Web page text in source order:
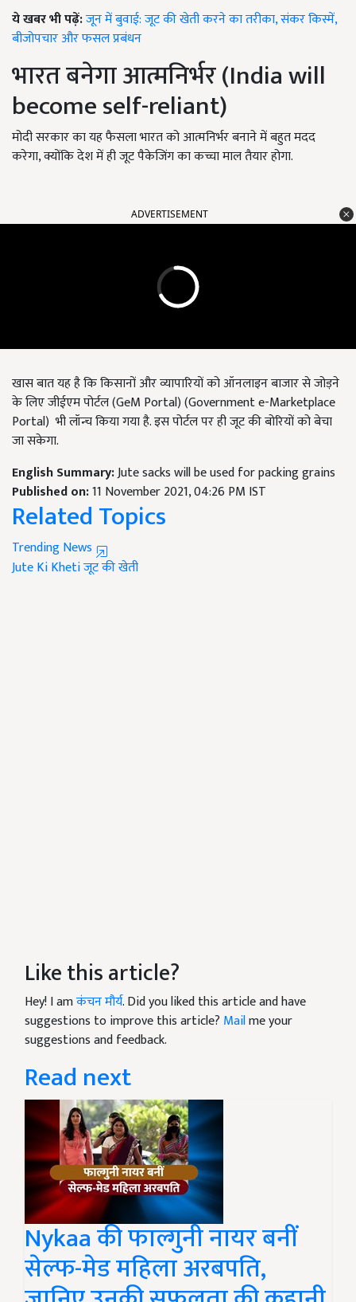
ये खबर भी पढ़ें:जून में बुवाई: जूट की खेती करने का तरीका, संकर किस्में,
बीजोपचार और फसल प्रबंधन
भारत बनेगा आत्मनिर्भर (India will
become self-reliant)
मोदी सरकार का यह फैसला भारत को आत्मनिर्भर बनाने में बहुत मदद
करेगा, क्योंकि देश में ही जूट पैकेजिंग का कच्चा माल तैयार होगा.
ADVERTISEMENT
खास बात यह है कि किसानों और व्यापारियों को ऑनलाइन बाजार से जोड़ने
के लिए जीईएम पोर्टल (GeM Portal) (Government e-Marketplace
Portal) भी लॉन्च किया गया है. इस पोर्टल पर ही जूट की बोरियों को बेचा
जा सकेगा.
English Summary:Jute sacks will be used for packing grains
Published on:11 November 2021, 04:26 PM IST
Related Topics
Trending News
Jute Ki Khetiजूट की खेती
Like this article?
Hey! I amकंचन मौर्य. Did you liked this article and have
suggestions to improve this article? Mailme your
suggestions and feedback.
Read next
Nykaa की फाल्गुनी नायर बनीं
सेल्फ-मेड महिला अरबपति,